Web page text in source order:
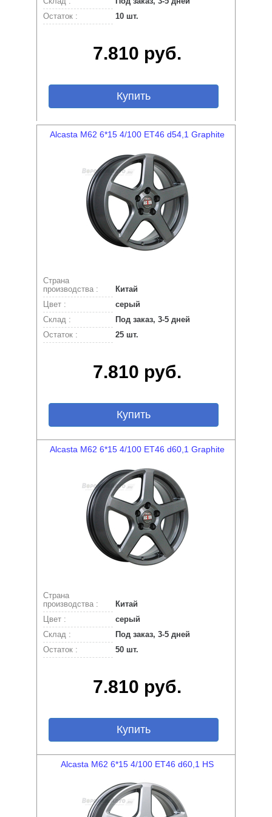
Остаток :
10 шт.
7.810 руб.
Купить
Alcasta M62 6*15 4/100 ET46 d54,1 Graphite
Страна
производства :
Китай
Цвет :
серый
Склад :
Под заказ, 3-5 дней
Остаток :
25 шт.
7.810 руб.
Купить
Alcasta M62 6*15 4/100 ET46 d60,1 Graphite
Страна
производства :
Китай
Цвет :
серый
Склад :
Под заказ, 3-5 дней
Остаток :
50 шт.
7.810 руб.
Купить
Alcasta M62 6*15 4/100 ET46 d60,1 HS